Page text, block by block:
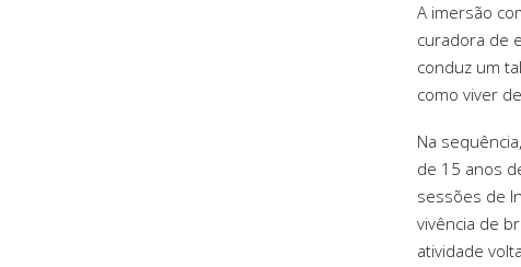
A imersão
curadora de
conduz um
como viver
Na
de 15 anos
sessões de
vivência de
atividade